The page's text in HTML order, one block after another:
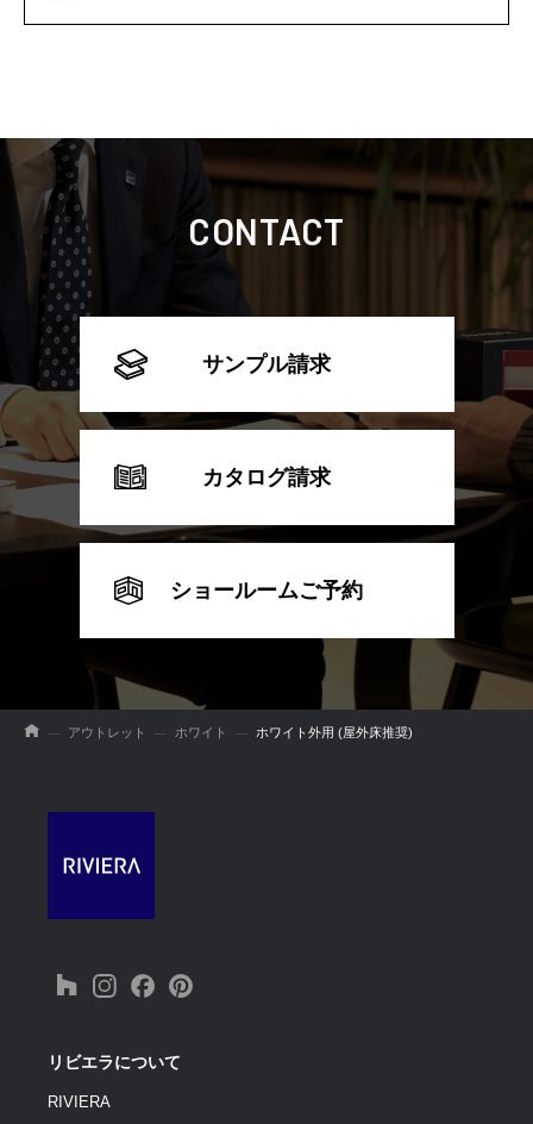
CONTACT
サンプル請求
カタログ請求
ショールームご予約
アウトレット ホワイト ホワイト外用 (屋外床推奨)
リビエラについて
RIVIERA